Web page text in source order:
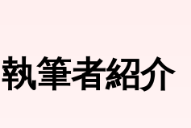
執筆者紹介